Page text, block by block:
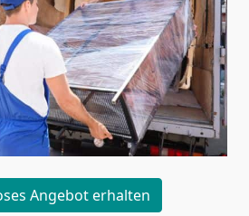
Angebot erhalten